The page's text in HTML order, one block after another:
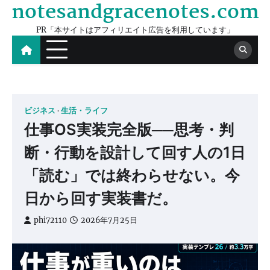
Skip
content
notesandgracenotes.com
PR「本サイトはアフィリエイト広告を利用しています」
ビジネス 生活・ライフ
仕事OS実装完全版──思考・判
断・行動を設計して回す人の1日
「読む」では終わらせない。今
日から回す実装書だ。
phi72110 2026年7月25日